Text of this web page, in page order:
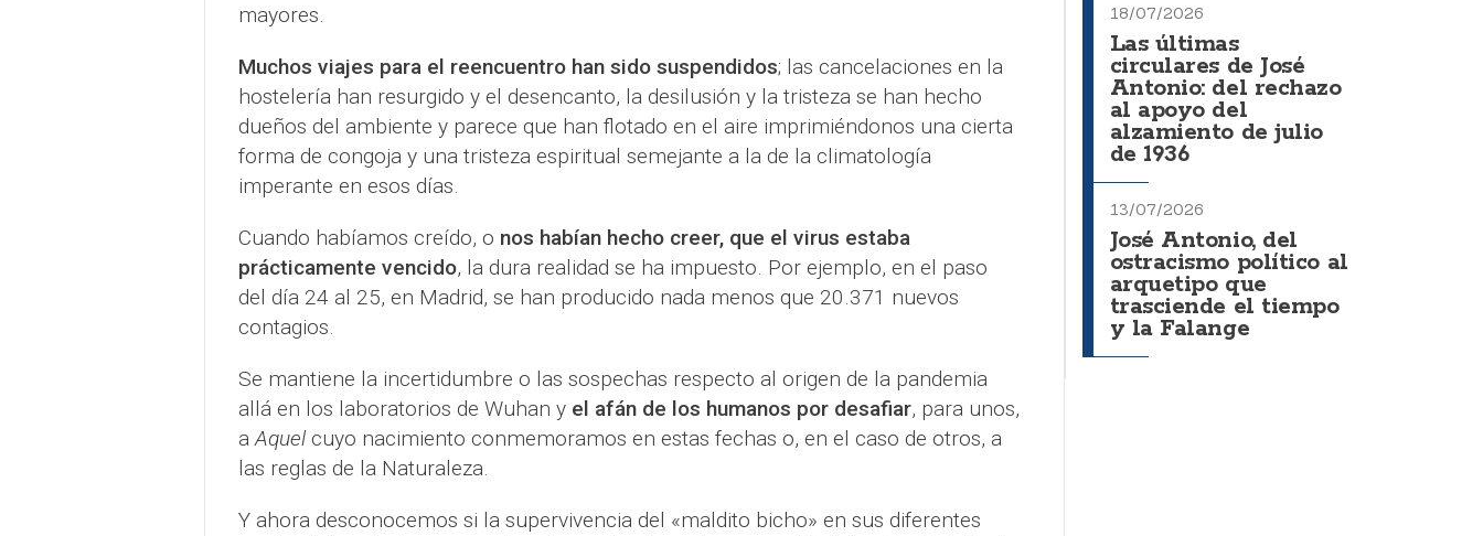
mayores.
Muchos viajes para el reencuentro han sido suspendidos; las cancelaciones en la
hostelería han resurgido y el desencanto, la desilusión y la tristeza se han hecho
dueños del ambiente y parece que han flotado en el aire imprimiéndonos una cierta
forma de congoja y una tristeza espiritual semejante a la de la climatología
imperante en esos días.
Cuando habíamos creído, o nos habían hecho creer, que el virus estaba
prácticamente vencido, la dura realidad se ha impuesto. Por ejemplo, en el paso
del día 24 al 25, en Madrid, se han producido nada menos que 20.371 nuevos
contagios.
Se mantiene la incertidumbre o las sospechas respecto al origen de la pandemia
allá en los laboratorios de Wuhan y el afán de los humanos por desafiar, para unos,
aAquel cuyo nacimiento conmemoramos en estas fechas o, en el caso de otros, a
las reglas de la Naturaleza.
Y ahora desconocemos si la supervivencia del «maldito bicho» en sus diferentes
18/07/2026
Las últimas
circulares de José
Antonio: del rechazo
al apoyo del
alzamiento de julio
de 1936
13/07/2026
José Antonio, del
ostracismo político al
arquetipo que
trasciende el tiempo
y la Falange